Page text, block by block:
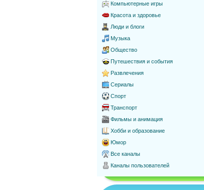
Компьютерные игры
Красота и здоровье
Люди и блоги
Музыка
Общество
Путешествия и события
Развлечения
Сериалы
Спорт
Транспорт
Фильмы и анимация
Хобби и образование
Юмор
Все каналы
Каналы пользователей